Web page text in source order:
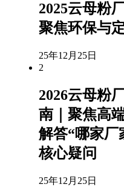
2025云母粉
聚焦环保与
25年12月25日
2
2026云母粉
南｜聚焦高
解答“哪家厂
核心疑问
25年12月25日